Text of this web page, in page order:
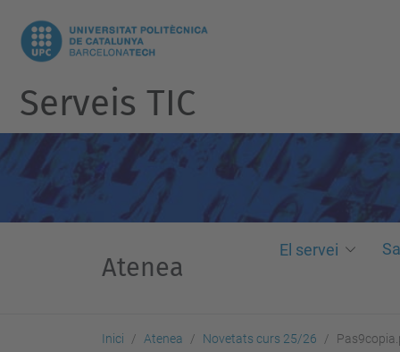
Serveis TIC
Atenea
El servei
Inici Atenea Novetats curs 25/26